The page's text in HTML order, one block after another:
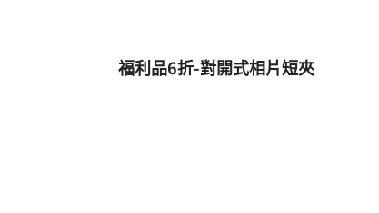
福利品6折-對開式相片短夾